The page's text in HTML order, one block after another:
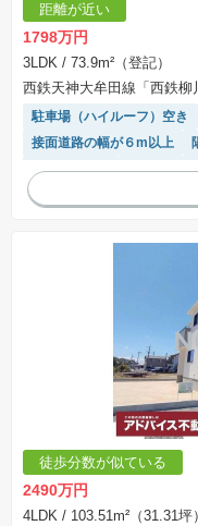
距離が近い
1798万円
3LDK / 73.9m²（登記）
西鉄天神大牟田線「西鉄柳
駐車場（ハイルーフ）空き
接面道路の幅が６m以上
閑静な住宅地
温水洗浄便
徒歩分数が似ている
2490万円
4LDK / 103.51m²（31.31坪）